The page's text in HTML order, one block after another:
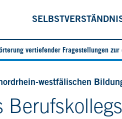
vertiefender Fragestellungen
westfälischen